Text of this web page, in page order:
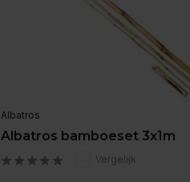
Albatros
Albatros bamboeset 3x1m
Vergelijk